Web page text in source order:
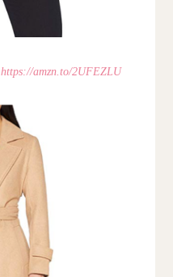
https://amzn.to/2UFEZLU